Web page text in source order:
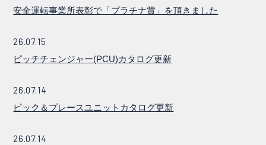
安全運転事業所表彰で「プラチナ賞」を頂きました
26.07.15
ピッチチェンジャー(PCU)カタログ更新
26.07.14
ピック＆プレースユニットカタログ更新
26.07.14